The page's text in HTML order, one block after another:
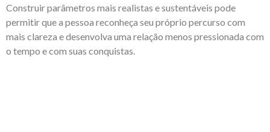
Construir parâmetros mais realistas e sustentáveis pode
permitir que a pessoa reconheça seu próprio percurso com
mais clareza e desenvolva uma relação menos pressionada com
o tempo e com suas conquistas.